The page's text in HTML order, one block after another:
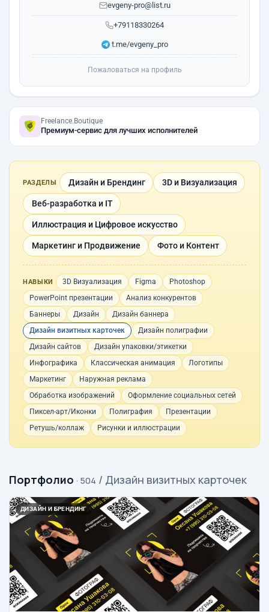
+79118330264
evgeny-pro@list.ru
t.me/evgeny_pro
Пожаловаться на профиль
Freelance.Boutique
Премиум-сервис для лучших исполнителей
РАЗДЕЛЫ Дизайн и Брендинг 3D и Визуализация
Веб-разработка и IT
Иллюстрация и Цифровое искусство
Маркетинг и Продвижение Фото и Контент
НАВЫКИ 3D Визуализация Figma
Photoshop
PowerPoint презентации
Анализ конкурентов
Баннеры
Дизайн
Дизайн баннера
Дизайн визитных карточек
Дизайн полиграфии
Дизайн сайтов
Дизайн упаковки/этикетки
Инфографика
Классическая анимация
Логотипы
Маркетинг
Наружная реклама
Обработка изображений
Оформление социальных сетей
Пиксел-арт/Иконки
Полиграфия
Презентации
Ретушь/коллаж
Рисунки и иллюстрации
Портфолио · 504 / Дизайн визитных карточек
ДИЗАЙН И БРЕНДИНГ